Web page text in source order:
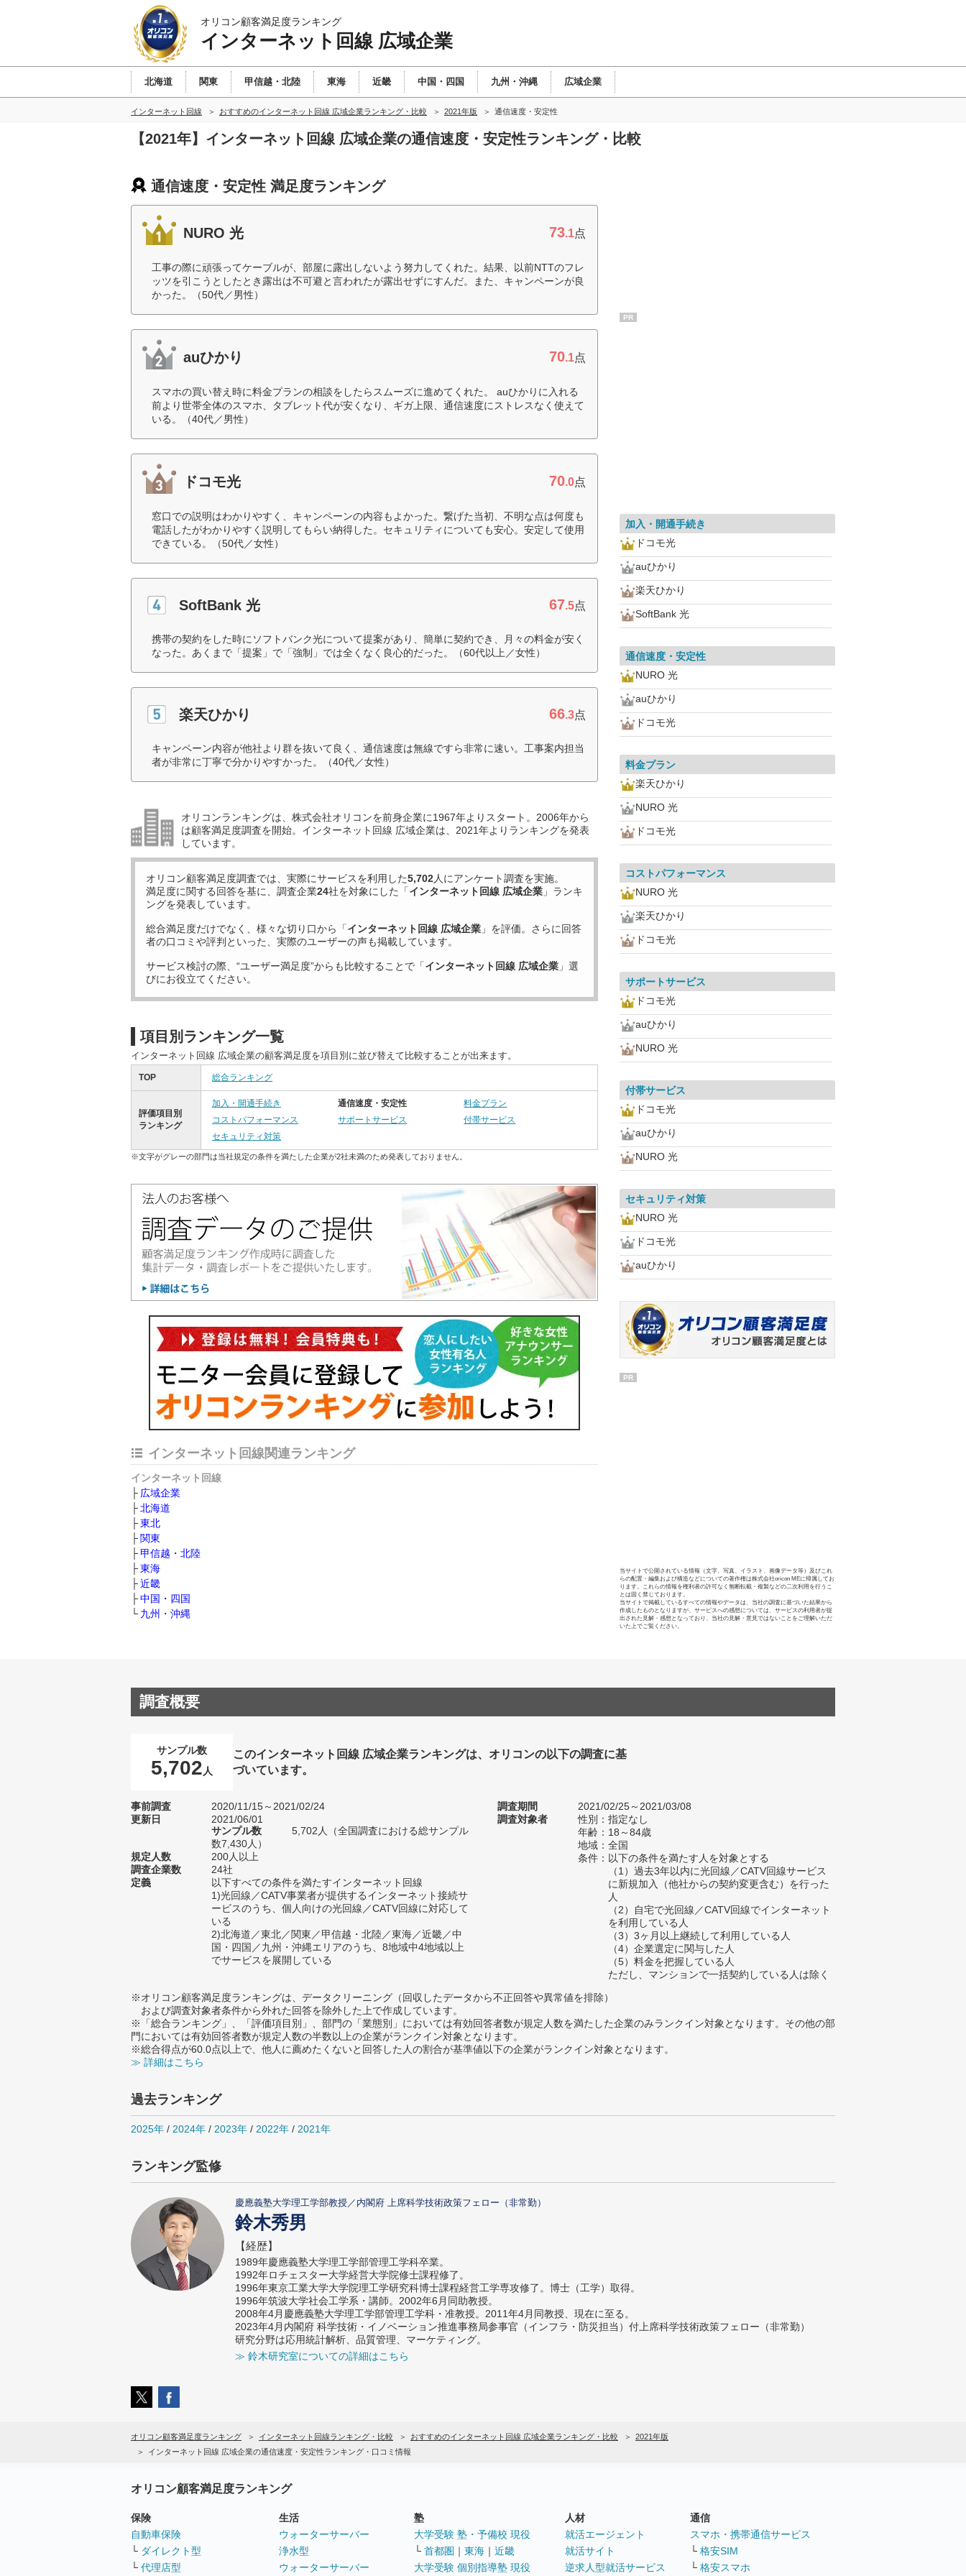
オリコン顧客満足度ランキング
インターネット回線 広域企業
北海道 関東 甲信越・北陸 東海 近畿 中国・四国 九州・沖縄 広域企業
インターネット回線 おすすめのインターネット回線 広域企業ランキング・比較 2021年版 通信速度・安定性
【2021年】インターネット回線 広域企業の通信速度・安定性ランキング・比較
通信速度・安定性 満足度ランキング
NURO 光 73.1点
工事の際に頑張ってケーブルが、部屋に露出しないよう努力してくれた。結果、以前NTTのフレ
ッツを引こうとしたとき露出は不可避と言われたが露出せずにすんだ。また、キャンペーンが良
かった。（50代／男性）
auひかり 70.1点
スマホの買い替え時に料金プランの相談をしたらスムーズに進めてくれた。 auひかりに入れる
前より世帯全体のスマホ、タブレット代が安くなり、ギガ上限、通信速度にストレスなく使えて
いる。（40代／男性）
ドコモ光 70.0点
窓口での説明はわかりやすく、キャンペーンの内容もよかった。繋げた当初、不明な点は何度も
電話したがわかりやすく説明してもらい納得した。セキュリティについても安心。安定して使用
できている。（50代／女性）
SoftBank 光 67.5点
携帯の契約をした時にソフトバンク光について提案があり、簡単に契約でき、月々の料金が安く
なった。あくまで「提案」で「強制」では全くなく良心的だった。（60代以上／女性）
楽天ひかり 66.3点
キャンペーン内容が他社より群を抜いて良く、通信速度は無線ですら非常に速い。工事案内担当
者が非常に丁寧で分かりやすかった。（40代／女性）
オリコンランキングは、株式会社オリコンを前身企業に1967年よりスタート。2006年から
は顧客満足度調査を開始。インターネット回線 広域企業は、2021年よりランキングを発表
しています。
オリコン顧客満足度調査では、実際にサービスを利用した5,702人にアンケート調査を実施。
満足度に関する回答を基に、調査企業24社を対象にした「インターネット回線 広域企業 」ランキ
ングを発表しています。
総合満足度だけでなく、様々な切り口から「インターネット回線 広域企業 」を評価。さらに回答
者の口コミや評判といった、実際のユーザーの声も掲載しています。
サービス検討の際、“ユーザー満足度”からも比較することで「インターネット回線 広域企業 」選
びにお役立てください。
項目別ランキング一覧
インターネット回線 広域企業の顧客満足度を項目別に並び替えて比較することが出来ます。
TOP 総合ランキング
評価項目別
ランキング
加入・開通手続き 通信速度・安定性
料金プラン
コストパフォーマンス
サポートサービス
付帯サービス
セキュリティ対策
※文字がグレーの部門は当社規定の条件を満たした企業が2社未満のため発表しておりません。
インターネット回線関連ランキング
インターネット回線
広域企業
北海道
東北
関東
甲信越・北陸
東海
近畿
中国・四国
九州・沖縄
PR
加入・開通手続き
ドコモ光
auひかり
楽天ひかり
SoftBank 光
通信速度・安定性
NURO 光
auひかり
ドコモ光
料金プラン
楽天ひかり
NURO 光
ドコモ光
コストパフォーマンス
NURO 光
楽天ひかり
ドコモ光
サポートサービス
ドコモ光
auひかり
NURO 光
付帯サービス
ドコモ光
auひかり
NURO 光
セキュリティ対策
NURO 光
ドコモ光
auひかり
PR
当サイトで公開されている情報（文字、写真、イラスト、画像データ等）及びこれ
らの配置・編集および構造などについての著作権は株式会社oricon MEに帰属してお
ります。これらの情報を権利者の許可なく無断転載・複製などの二次利用を行うこ
とは固く禁じております。
当サイトで掲載しているすべての情報やデータは、当社の調査に基づいた結果から
作成したものとなりますが、サービスへの感想については、サービスの利用者が提
出された見解・感想となっており、当社の見解・意見ではないことをご理解いただ
いた上でご覧ください。
調査概要
サンプル数
5,702 人
このインターネット回線 広域企業ランキングは、オリコンの以下の調査に基
づいています。
事前調査
2020/11/15～2021/02/24
更新日
2021/06/01
サンプル数
5,702人（全国調査における総サンプル
数7,430人）
規定人数
200人以上
調査企業数
24社
定義
以下すべての条件を満たすインターネット回線
1)光回線／CATV事業者が提供するインターネット接続サ
ービスのうち、個人向けの光回線／CATV回線に対応して
いる
2)北海道／東北／関東／甲信越・北陸／東海／近畿／中
国・四国／九州・沖縄エリアのうち、8地域中4地域以上
でサービスを展開している
調査期間
2021/02/25～2021/03/08
調査対象者
性別：指定なし
年齢：18～84歳
地域：全国
条件：以下の条件を満たす人を対象とする
（1）過去3年以内に光回線／CATV回線サービス
に新規加入（他社からの契約変更含む）を行った
人
（2）自宅で光回線／CATV回線でインターネット
を利用している人
（3）3ヶ月以上継続して利用している人
（4）企業選定に関与した人
（5）料金を把握している人
ただし、マンションで一括契約している人は除く
※オリコン顧客満足度ランキングは、データクリーニング（回収したデータから不正回答や異常値を排除）
および調査対象者条件から外れた回答を除外した上で作成しています。
※「総合ランキング」、「評価項目別」、部門の「業態別」においては有効回答者数が規定人数を満たした企業のみランクイン対象となります。その他の部
門においては有効回答者数が規定人数の半数以上の企業がランクイン対象となります。
※総合得点が60.0点以上で、他人に薦めたくないと回答した人の割合が基準値以下の企業がランクイン対象となります。
≫ 詳細はこちら
過去ランキング
2025年 / 2024年 / 2023年 / 2022年 / 2021年
ランキング監修
慶應義塾大学理工学部教授／内閣府 上席科学技術政策フェロー（非常勤）
鈴木秀男
【経歴】
1989年慶應義塾大学理工学部管理工学科卒業。
1992年ロチェスター大学経営大学院修士課程修了。
1996年東京工業大学大学院理工学研究科博士課程経営工学専攻修了。博士（工学）取得。
1996年筑波大学社会工学系・講師。2002年6月同助教授。
2008年4月慶應義塾大学理工学部管理工学科・准教授。2011年4月同教授、現在に至る。
2023年4月内閣府 科学技術・イノベーション推進事務局参事官（インフラ・防災担当）付上席科学技術政策フェロー（非常勤）
研究分野は応用統計解析、品質管理、マーケティング。
≫ 鈴木研究室についての詳細はこちら
オリコン顧客満足度ランキング インターネット回線ランキング・比較 おすすめのインターネット回線 広域企業ランキング・比較
2021年版
インターネット回線 広域企業の通信速度・安定性ランキング・口コミ情報
オリコン顧客満足度ランキング
保険
自動車保険
└ ダイレクト型
└ 代理店型
生活
ウォーターサーバー
浄水型
ウォーターサーバー
塾
大学受験 塾・予備校 現役
└ 首都圏 ｜ 東海 ｜ 近畿
大学受験 個別指導塾 現役
人材
就活エージェント
就活サイト
逆求人型就活サービス
通信
スマホ・携帯通信サービス
└ 格安SIM
└ 格安スマホ